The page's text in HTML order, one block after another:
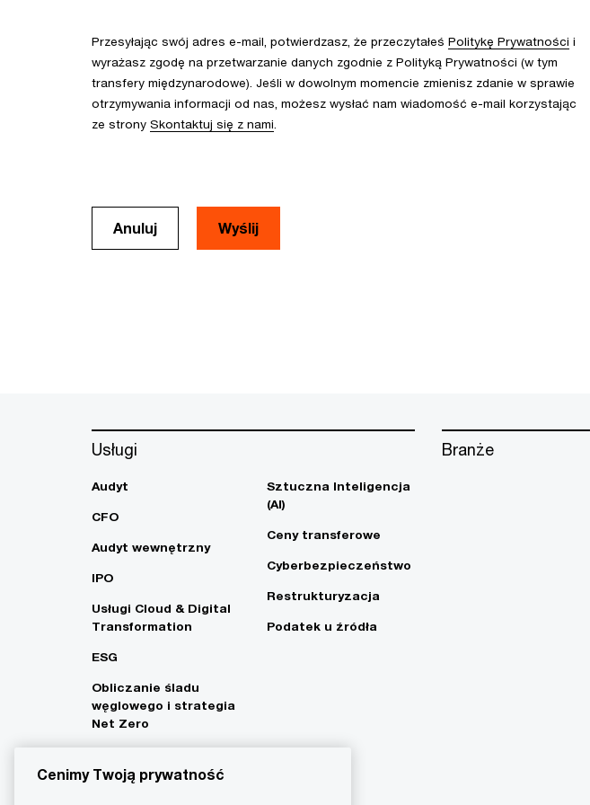
Przesyłając swój adres e-mail, potwierdzasz, że przeczytałeś Politykę Prywatności i
wyrażasz zgodę na przetwarzanie danych zgodnie z Polityką Prywatności (w tym
transfery międzynarodowe). Jeśli w dowolnym momencie zmienisz zdanie w sprawie
otrzymywania informacji od nas, możesz wysłać nam wiadomość e-mail korzystając
ze strony Skontaktuj się z nami
Anuluj
Usługi
Audyt
CFO
Audyt wewnętrzny
IPO
Usługi Cloud & Digital
Transformation
ESG
Obliczanie śladu
węglowego i strategia
Net Zero
Sztuczna Inteligencja
(AI)
Ceny transferowe
Cyberbezpieczeństwo
Restrukturyzacja
Podatek u źródła
Branże
Cenimy Twoją prywatność